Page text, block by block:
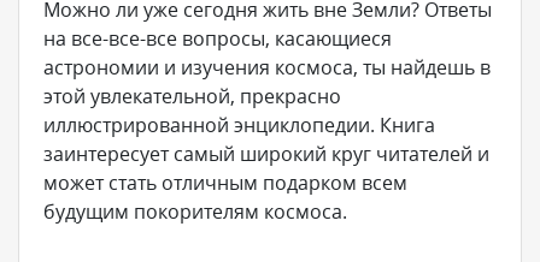
Можно ли уже сегодня жить вне Земли? Ответы
на все-все-все вопросы, касающиеся
астрономии и изучения космоса, ты найдешь в
этой увлекательной, прекрасно
иллюстрированной энциклопедии. Книга
заинтересует самый широкий круг читателей и
может стать отличным подарком всем
будущим покорителям космоса.